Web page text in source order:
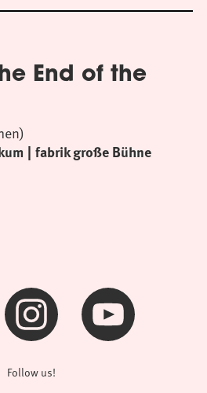
End of the
fabrik große Bühne
Follow us!